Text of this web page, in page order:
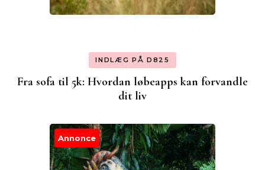
INDLÆG PÅ D825
Fra sofa til 5k: Hvordan løbeapps kan forvandle
dit liv
Annonce